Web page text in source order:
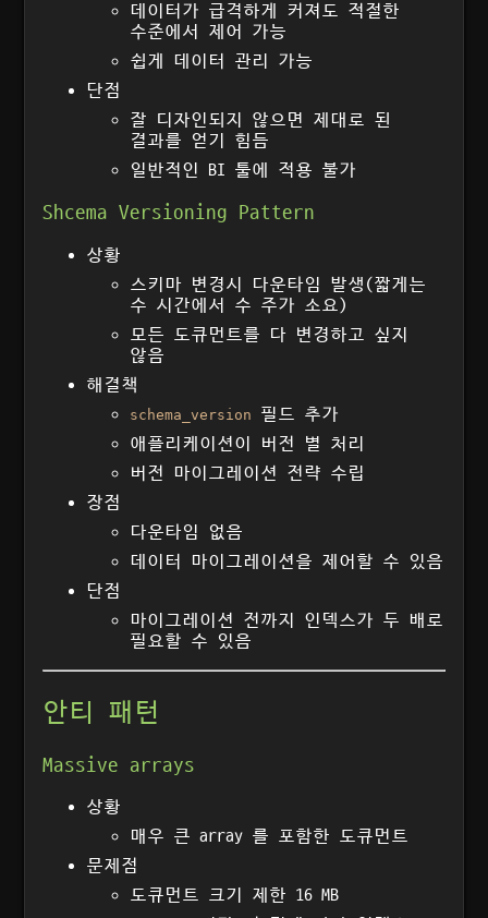
데이터가 급격하게 커져도 적절한
수준에서 제어 가능
쉽게 데이터 관리 가능
단점
잘 디자인되지 않으면 제대로 된
결과를 얻기 힘듬
일반적인 BI 툴에 적용 불가
Shcema Versioning Pattern
상황
스키마 변경시 다운타임 발생(짧게는
수 시간에서 수 주가 소요)
모든 도큐먼트를 다 변경하고 싶지
않음
해결책
schema_version
필드 추가
애플리케이션이 버전 별 처리
버전 마이그레이션 전략 수립
장점
다운타임 없음
데이터 마이그레이션을 제어할 수 있음
단점
마이그레이션 전까지 인덱스가 두 배로
필요할 수 있음
안티 패턴
Massive arrays
상황
매우 큰 array 를 포함한 도큐먼트
문제점
도큐먼트 크기 제한 16 MB